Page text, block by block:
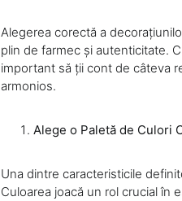
Alegerea corectă a
plin de farmec și autenticitate.
important să ții cont de câteva
armonios.
Alege o Paletă de Culori
Una dintre caracteristicile
Culoarea joacă un rol crucial în